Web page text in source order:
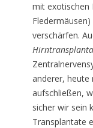
mit exotischen
verschärfen.
anderer, heute
aufschließen,
sicher wir sein
Transplantate